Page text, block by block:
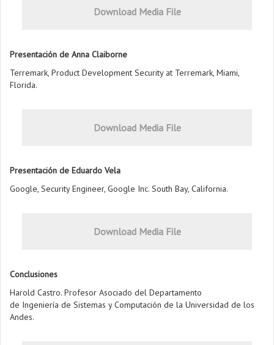
Download Media File
Presentación de Anna Claiborne
Terremark, Product Development Security at Terremark, Miami,
Florida.
Download Media File
Presentación de Eduardo Vela
Google, Security Engineer, Google Inc. South Bay, California.
Download Media File
Conclusiones
Harold Castro. Profesor Asociado del Departamento
de Ingeniería de Sistemas y Computación de la Universidad de los
Andes.